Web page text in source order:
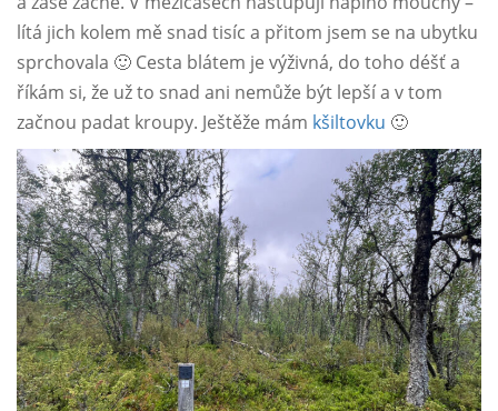
lítá jich kolem mě snad tisíc a přitom jsem se na ubytku
sprchovala 🙂 Cesta blátem je výživná, do toho déšť a
říkám si, že už to snad ani nemůže být lepší a v tom
začnou padat kroupy. Ještěže mám kšiltovku 🙂